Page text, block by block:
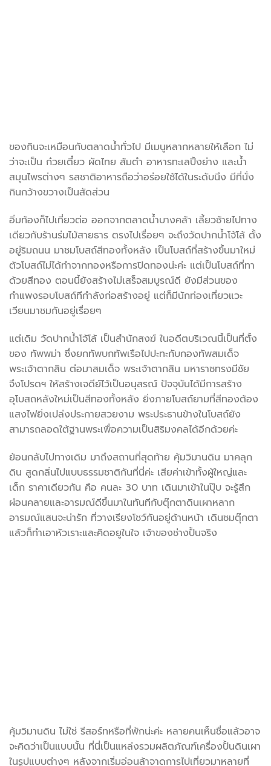
ของกินจะเหมือนกับตลาดน้ำทั่วไป มีเมนูหลากหลายให้เลือก ไม่
ว่าจะเป็น ก๋วยเตี๋ยว ผัดไทย ส้มตำ อาหารทะเลปิ้งย่าง และน้ำ
สมุนไพรต่างๆ รสชาติอาหารถือว่าอร่อยใช้ได้ในระดับนึง มีที่นั่ง
กินกว้างขวางเป็นสัดส่วน
อิ่มท้องก็ไปเที่ยวต่อ ออกจากตลาดน้ำบางคล้า เลี้ยวซ้ายไปทาง
เดียวกับร้านร่มไม้สายธาร ตรงไปเรื่อยๆ จะถึงวัดปากน้ำโจ้โล้ ตั้ง
อยู่ริมถนน มาชมโบสถ์สีทองทั้งหลัง เป็นโบสถ์ที่สร้างขึ้นมาใหม่
ตัวโบสถ์ไม่ได้ทำจากทองหรือการปิดทองน่ะค่ะ แต่เป็นโบสถ์ที่ทา
ด้วยสีทอง ตอนนี้ยังสร้างไม่เสร็จสมบูรณ์ดี ยังมีส่วนของ
กำแพงรอบโบสถ์ทีกำลังก่อสร้างอยู่ แต่ก็มีนักท่องเที่ยวแวะ
เวียนมาชมกันอยู่เรื่อยๆ
แต่เดิม วัดปากน้ำโจ้โล้ เป็นสำนักสงฆ์ ในอดีตบริเวณนี้เป็นที่ตั้ง
ของ ทัพพม่า ซึ่งยกทัพบกทัพเรือไปปะทะกับกองทัพสมเด็จ
พระเจ้าตากสิน ต่อมาสมเด็จ พระเจ้าตากสิน มหาราชทรงมีชัย
จึงโปรดฯ ให้สร้างเจดีย์ไว้เป็นอนุสรณ์ ปัจจุบันได้มีการสร้าง
อุโบสถหลังใหม่เป็นสีทองทั้งหลัง ยิ่งภายโบสถ์ยามที่สีทองต้อง
แสงไฟยิ่งเปล่งประกายสวยงาม พระประธานข้างในโบสถ์ยัง
สามารถลอดใต้ฐานพระเพื่อความเป็นสิริมงคลได้อีกด้วยค่ะ
ย้อนกลับไปทางเดิม มาถึงสถานที่สุดท้าย คุ้มวิมานดิน มาคลุก
ดิน สูดกลิ่นไปแบบธรรมชาติกันที่นี่ค่ะ เสียค่าเข้าทั้งผู้ใหญ่และ
เด็ก ราคาเดียวกัน คือ คนละ 30 บาท เดินมาเข้าในปุ๊บ จะรู้สึก
ผ่อนคลายและอารมณ์ดีขึ้นมาในทันทีกับตุ๊กตาดินเผาหลาก
อารมณ์แสนจะน่ารัก ที่วางเรียงโชว์กันอยู่ด้านหน้า เดินชมตุ๊กตา
แล้วก็ทำเอาหัวเราะและคิดอยูในใจ เจ้าของช่างปั้นจริง
คุ้มวิมานดิน ไม่ใช่ รีสอร์ทหรือที่พักน่ะค่ะ หลายคนเห็นชื่อแล้วอาจ
จะคิดว่าเป็นแบบนั้น ที่นี่เป็นแหล่งรวมผลิตภัณฑ์เครื่องปั้นดินเผา
ในรูปแบบต่างๆ หลังจากเริ่มอ่อนล้าจาดการไปเที่ยวมาหลายที่